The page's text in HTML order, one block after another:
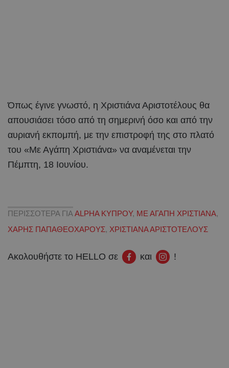
Όπως έγινε γνωστό, η Χριστιάνα Αριστοτέλους θα
απουσιάσει τόσο από τη σημερινή όσο και από την
αυριανή εκπομπή, με την επιστροφή της στο πλατό
του «Με Αγάπη Χριστιάνα» να αναμένεται την
Πέμπτη, 18 Ιουνίου.
ΠΕΡΙΣΣΟΤΕΡΑ ΓΙΑ ALPHA ΚΥΠΡΟΥ, ΜΕ ΑΓΑΠΗ ΧΡΙΣΤΙΑΝΑ,
ΧΑΡΗΣ ΠΑΠΑΘΕΟΧΑΡΟΥΣ, ΧΡΙΣΤΙΑΝΑ ΑΡΙΣΤΟΤΕΛΟΥΣ
Ακολουθήστε το HELLO σε και !